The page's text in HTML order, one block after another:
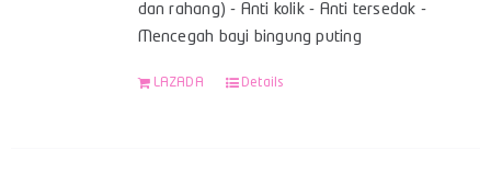
dan rahang) - Anti kolik - Anti tersedak -
Mencegah bayi bingung puting
LAZADA Details